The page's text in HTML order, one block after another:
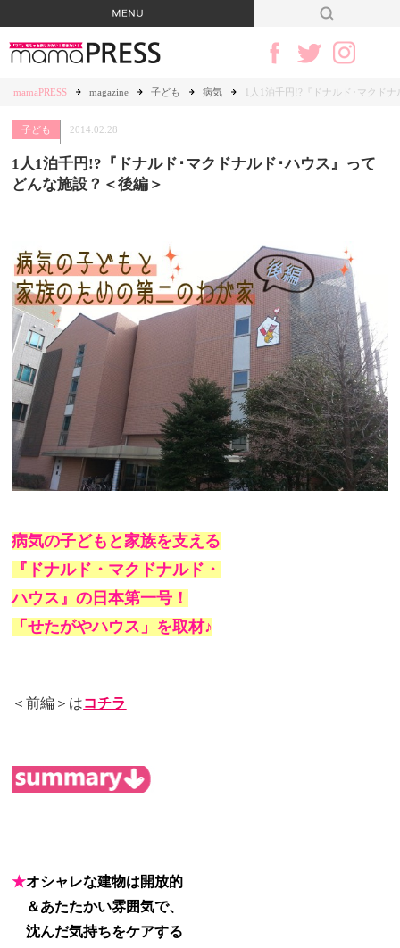
mamaPRESS magazine 子ども 病気 1人1泊千円!?『ドナルド･マクド
子ども 2014.02.28
1人1泊千円!?『ドナルド･マクドナルド･ハウス』って
どんな施設？＜後編＞
病気の子どもと家族を支える
『ドナルド・マクドナルド・
ハウス』の日本第一号！
「せたがやハウス」を取材♪
＜前編＞はコチラ
★オシャレな建物は開放的
＆あたたかい雰囲気で、
★沈んだ気持ちをケアする